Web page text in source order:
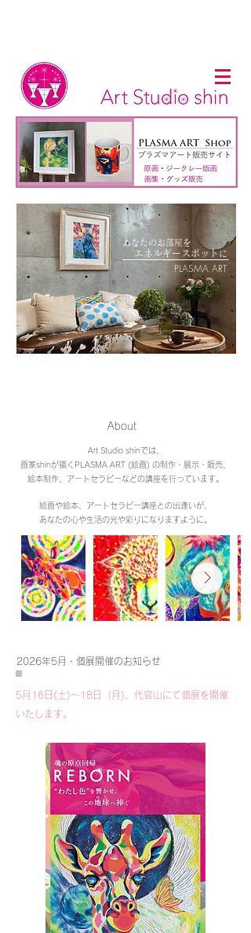
あなたのお部屋を
エネルギー スポットに
PLASMA ART
About
Art Studio shinでは、
画家shinが描くPLASMA ART (絵画) の制作・展示・販売、
絵本制作、 アート セラピーなどの講座を行っています。
絵画や絵本、アートセラピー講座との出逢いが、
あなたの心や生活の光や彩りになりますように。
2026年5月・個展開催のお知らせ
5月16日(土)～18日（月)、代官山にて個展を開催
いたします。